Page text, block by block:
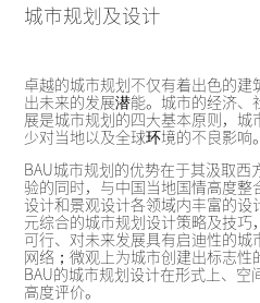
城市规划及设计
卓越的城市规划不仅有着出色的
出未来的发展潜能。城市的经济
展是城市规划的四大基本原则，
少对当地以及全球环境的不良影响。
BAU城市规划的优势在于其汲取
验的同时，与中国当地国情高度
设计和景观设计各领域内丰富的设
元综合的城市规划设计策略及技
可行、对未来发展具有启迪性的
网络；微观上为城市创建出标志性
BAU的城市规划设计在形式上、
高度评价。